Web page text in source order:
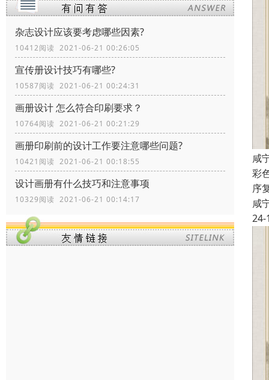
杂志设计应该要考虑哪些因素?
10412阅读 2021-06-21 00:26:05
宣传册设计技巧有哪些?
10587阅读 2021-06-21 00:24:31
画册设计 怎么符合印刷要求？
10764阅读 2021-06-21 00:21:29
画册印刷前的设计工作要注意哪些问题?
10421阅读 2021-06-21 00:18:55
设计画册有什么技巧和注意事项
10329阅读 2021-06-21 00:14:17
咸
彩
序
咸
24-